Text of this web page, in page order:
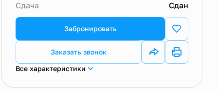
Сдача Сдан
Забронировать
Заказать звонок
Все характеристики